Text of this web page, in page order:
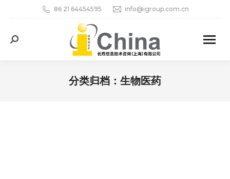
86 21 64454595 info@igroup.com.cn
Search:
分类归档： 生物医药